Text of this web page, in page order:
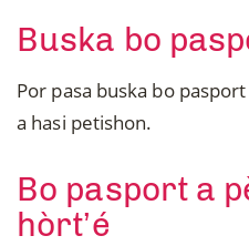
Buska bo
Por pasa buska bo
a hasi petishon.
Bo pasport a
hòrt’é